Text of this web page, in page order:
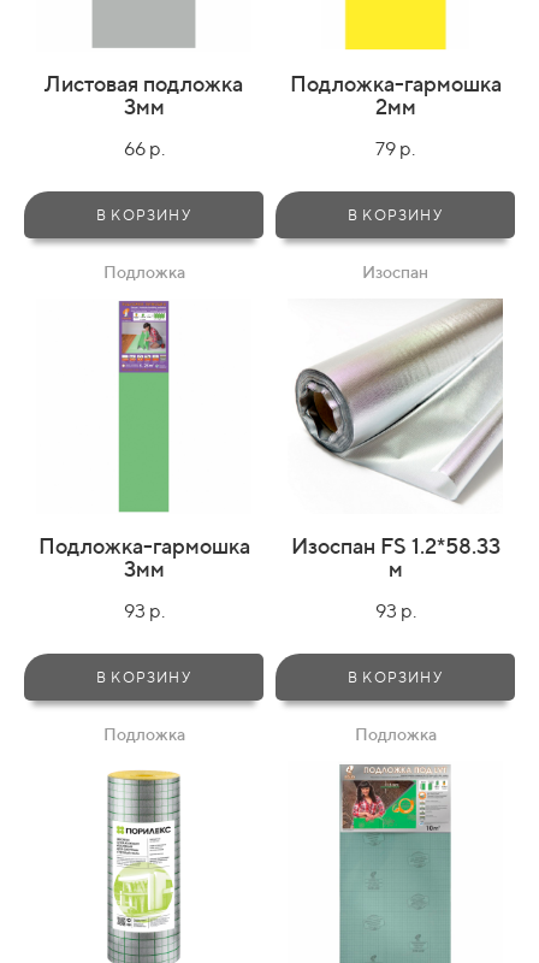
Листовая подложка
3мм
66 р.
В КОРЗИНУ
Подложка-гармошка
2мм
79 р.
В КОРЗИНУ
Подложка
Подложка-гармошка
3мм
93 р.
В КОРЗИНУ
Изоспан
Изоспан FS 1.2*58.33
м
93 р.
В КОРЗИНУ
Подложка Подложка